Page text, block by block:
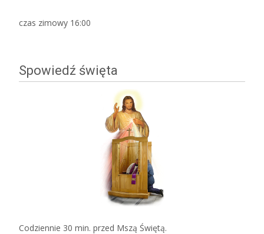
czas zimowy 16:00
Spowiedź święta
Codziennie 30 min. przed Mszą Świętą.